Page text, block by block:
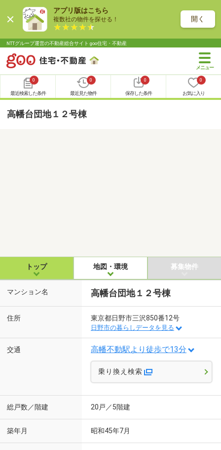
アプリ版はこちら
複数社の物件を探せる！ 開く
NTTグループ運営の不動産総合サイト goo住宅・不動産
0
最近検索した条件
0
最近見た物件
0
保存した条件
0
お気に入り
高幡台団地１２号棟
トップ 地図・環境 募集物件
マンション名 高幡台団地１２号棟
住所 東京都日野市三沢850番12号
日野市の暮らしデータを見る
交通 高幡不動駅より徒歩で13分
乗り換え検索
総戸数／階建 20戸／5階建
築年月 昭和45年7月